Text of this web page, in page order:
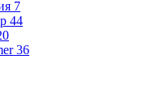
7
44
36